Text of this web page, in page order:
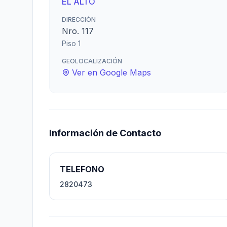
DIRECCIÓN
Nro. 117
Piso 1
GEOLOCALIZACIÓN
Ver en Google Maps
Información de Contacto
TELEFONO
2820473